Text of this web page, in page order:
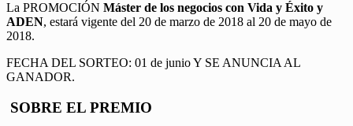
La PROMOCIÓN Máster de los negocios con Vida y Éxito y
ADEN, estará vigente del 20 de marzo de 2018 al 20 de mayo de
2018.
FECHA DEL SORTEO: 01 de junio Y SE ANUNCIA AL
GANADOR.
SOBRE EL PREMIO